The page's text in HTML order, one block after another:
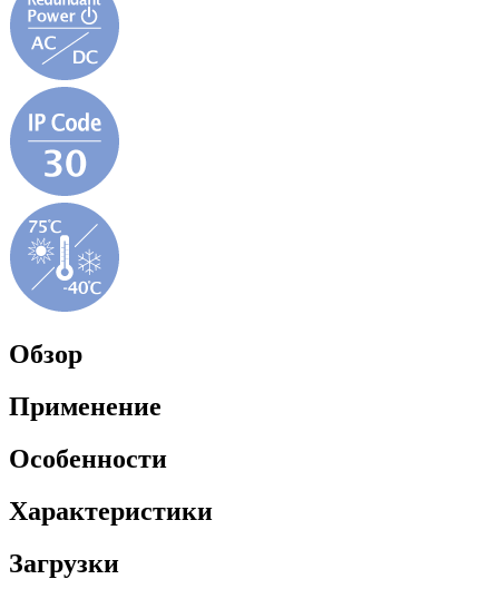
Обзор
Применение
Особенности
Характеристики
Загрузки